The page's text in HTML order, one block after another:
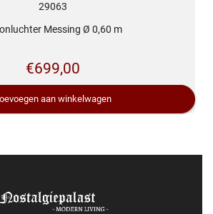
29063
Messing Ø 0,60 m
€699,00
aan winkelwagen